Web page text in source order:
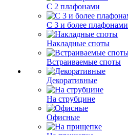
С 2 плафонами
С 3 и более плафонами
Накладные споты
Встраиваемые споты
Декоративные
На струбцине
Офисные